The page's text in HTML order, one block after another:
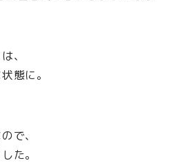
、
態に。
で、
た。